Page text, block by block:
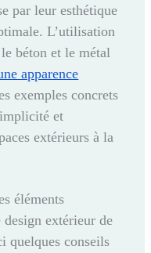
par leur esthétique
L’utilisation
béton et le métal
apparence
exemples concrets
et
extérieurs à la
éléments
design extérieur de
quelques conseils